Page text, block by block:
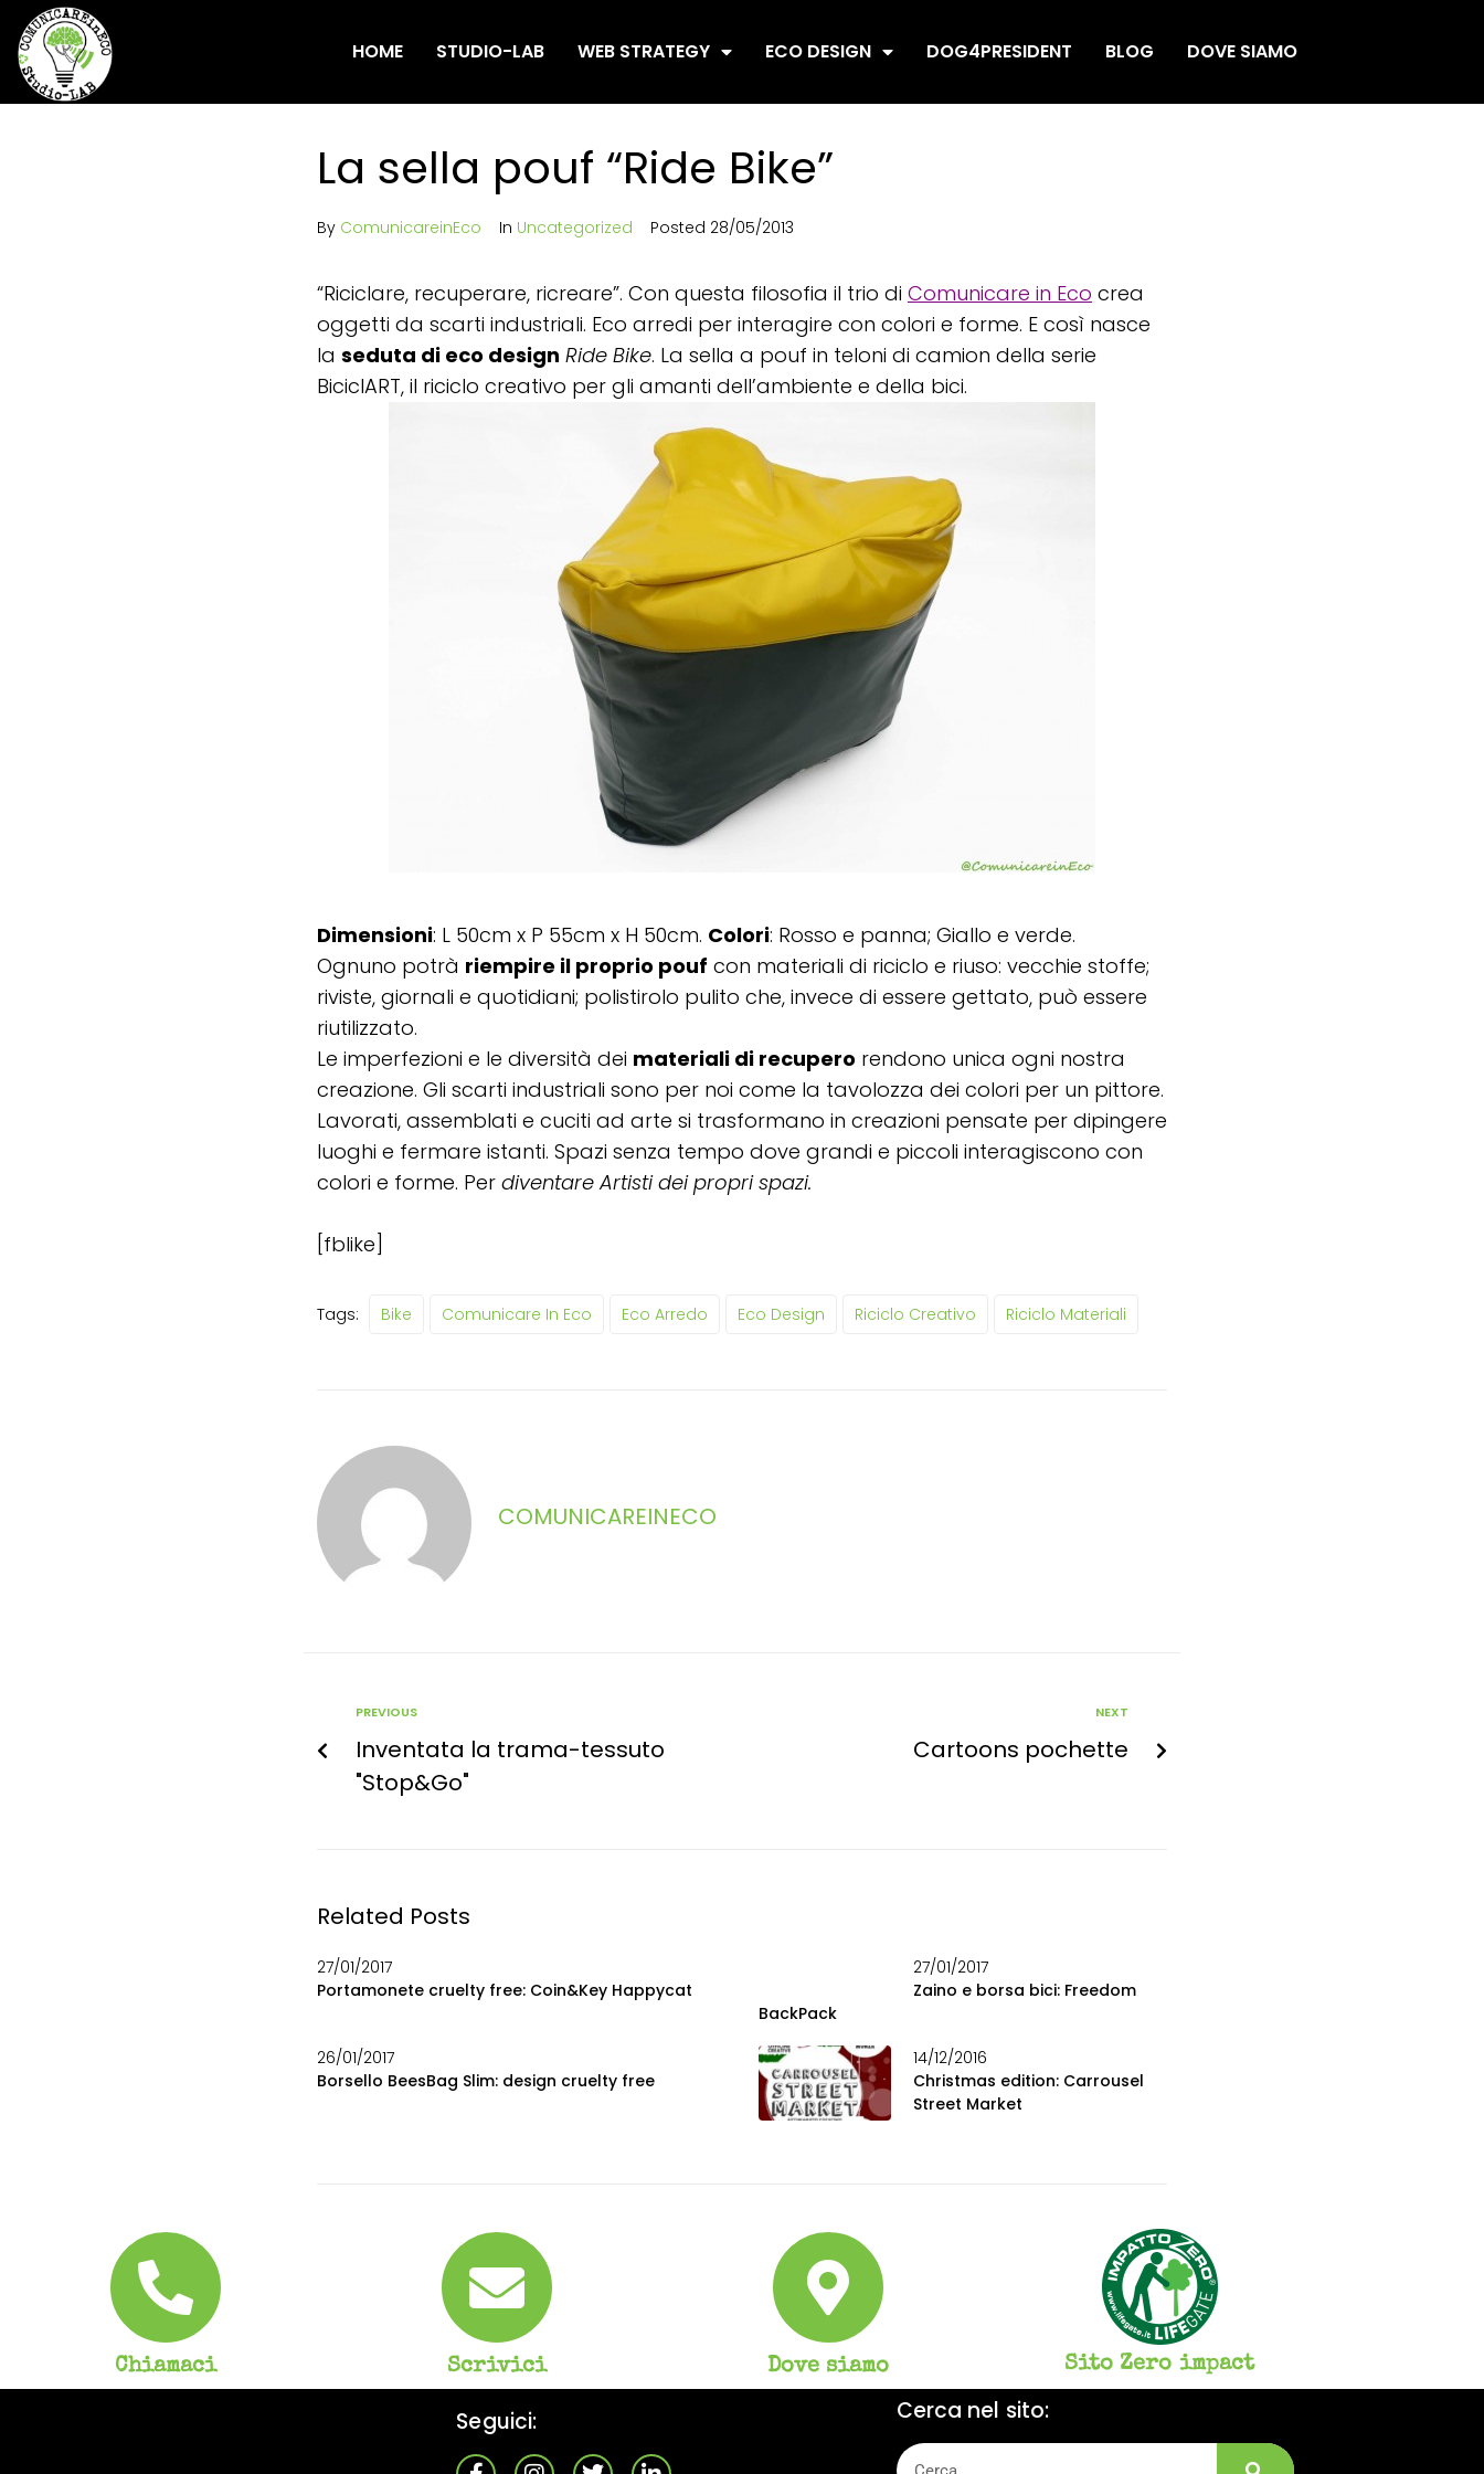
HOME STUDIO-LAB WEB STRATEGY ECO DESIGN DOG4PRESIDENT BLOG DOVE SIAMO
La sella pouf “Ride Bike”
By ComunicareinEco In Uncategorized Posted 28/05/2013
“Riciclare, recuperare, ricreare”. Con questa filosofia il trio di Comunicare in Eco crea
oggetti da scarti industriali. Eco arredi per interagire con colori e forme. E così nasce
la seduta di eco design Ride Bike. La sella a pouf in teloni di camion della serie
BiciclART, il riciclo creativo per gli amanti dell’ambiente e della bici.
Dimensioni: L 50cm x P 55cm x H 50cm. Colori: Rosso e panna; Giallo e verde.
Ognuno potrà riempire il proprio pouf con materiali di riciclo e riuso: vecchie stoffe;
riviste, giornali e quotidiani; polistirolo pulito che, invece di essere gettato, può essere
riutilizzato.
Le imperfezioni e le diversità dei materiali di recupero rendono unica ogni nostra
creazione. Gli scarti industriali sono per noi come la tavolozza dei colori per un pittore.
Lavorati, assemblati e cuciti ad arte si trasformano in creazioni pensate per dipingere
luoghi e fermare istanti. Spazi senza tempo dove grandi e piccoli interagiscono con
colori e forme. Per diventare Artisti dei propri spazi.
[fblike]
Tags: Bike Comunicare In Eco Eco Arredo Eco Design Riciclo Creativo Riciclo Materiali
COMUNICAREINECO
PREVIOUS
Inventata la trama-tessuto
"Stop&Go"
NEXT
Cartoons pochette
Related Posts
27/01/2017
Portamonete cruelty free: Coin&Key Happycat
27/01/2017
Zaino e borsa bici: Freedom
BackPack
26/01/2017
Borsello BeesBag Slim: design cruelty free
14/12/2016
Christmas edition: Carrousel
Street Market
Chiamaci Scrivici Dove siamo Sito Zero impact
Seguici: Cerca nel sito: